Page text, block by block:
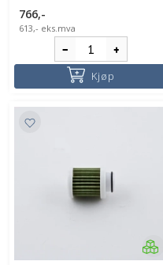
766,-
613,- eks.mva
Kjøp